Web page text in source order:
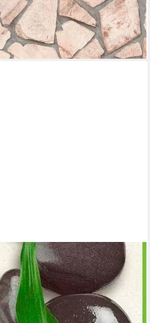
dir
gemustert, Motiv, Stein
modern Design